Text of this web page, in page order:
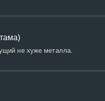
не хуже металла.